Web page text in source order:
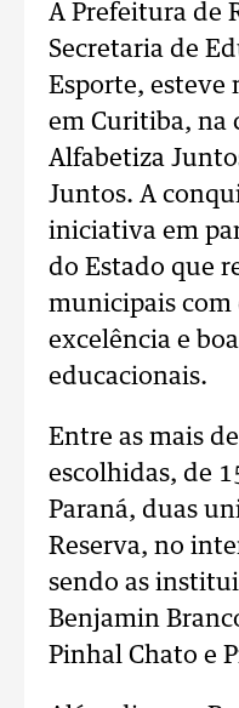
A Prefeitura de
Secretaria de
Esporte, esteve
em Curitiba, na
Alfabetiza
Juntos. A
iniciativa em
do Estado que
municipais com
excelência e
educacionais.
Entre as mais
escolhidas, de
Paraná, duas
Reserva, no
sendo as
Benjamin
Pinhal Chato e